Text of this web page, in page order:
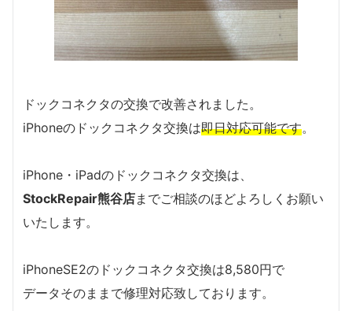
ドックコネクタの交換で改善されました。
iPhoneのドックコネクタ交換は即日対応可能です。
iPhone・iPadのドックコネクタ交換は、
StockRepair熊谷店までご相談のほどよろしくお願い
いたします。
iPhoneSE2のドックコネクタ交換は8,580円で
データそのままで修理対応致しております。